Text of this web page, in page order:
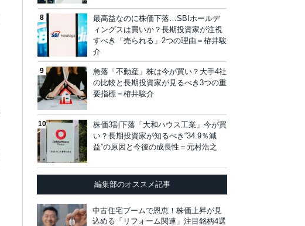
最高益なのに株価下落…SBIホールデ
ィングスは買いか？長期投資家が注視
すべき「売られる」2つの理由＝栫井駿
介
急落「不動産」株は今が買い？大手4社
の比較と長期投資家が見るべき3つの重
要指標＝栫井駿介
株価3割下落「大和ハウス工業」今が買
い？長期投資家が知るべき“34.9％減
益”の原因と今後の成長性＝元村浩之
編集部のオススメ記事
中古住宅ブームで恩恵！株価上昇が見
込める「リフォーム関連」注目銘柄4選